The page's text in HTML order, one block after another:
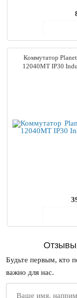
Коммутатор
12040MT IP30
Отзывы
Будьте первым, кто
важно для нас.